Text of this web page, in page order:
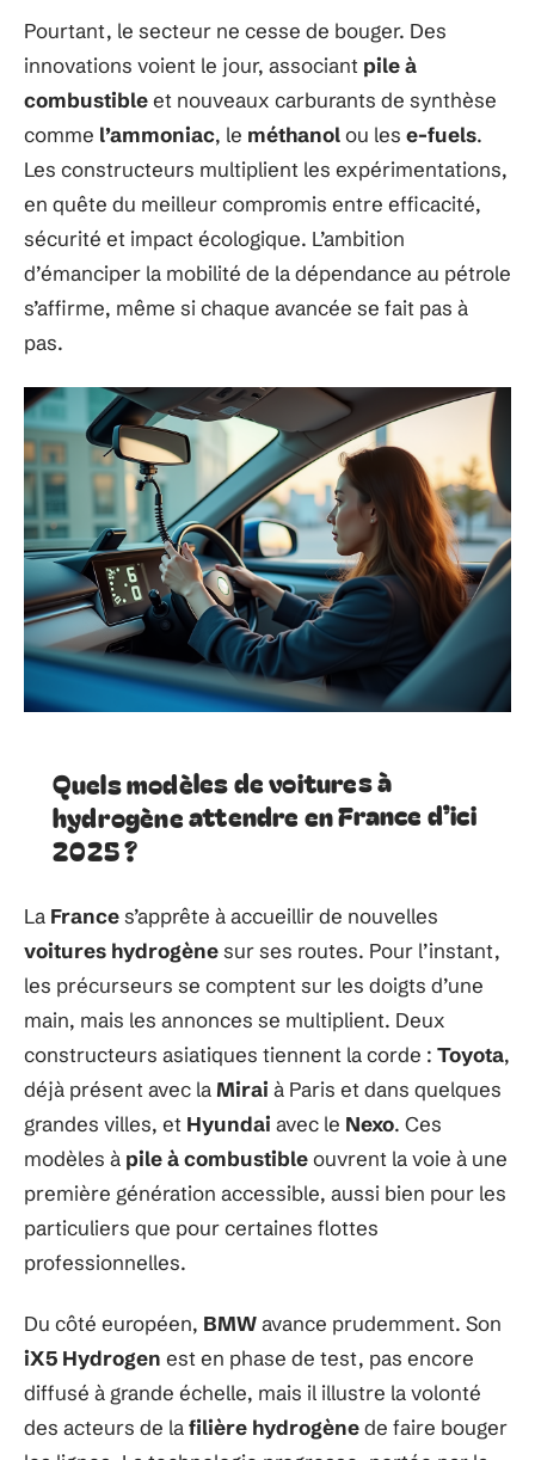
Pourtant, le secteur ne cesse de bouger. Des
innovations voient le jour, associant pile à
combustibleet nouveaux carburants de synthèse
comme l’ammoniac, le méthanolou les e-fuels.
Les constructeurs multiplient les expérimentations,
en quête du meilleur compromis entre efficacité,
sécurité et impact écologique. L’ambition
d’émanciper la mobilité de la dépendance au pétrole
s’affirme, même si chaque avancée se fait pas à
pas.
Quels modèles de voitures à
hydrogène attendre en France d’ici
2025 ?
La Frances’apprête à accueillir de nouvelles
voitures hydrogènesur ses routes. Pour l’instant,
les précurseurs se comptent sur les doigts d’une
main, mais les annonces se multiplient. Deux
constructeurs asiatiques tiennent la corde : Toyota,
déjà présent avec la Mirai à Paris et dans quelques
grandes villes, et Hyundai avec le Nexo. Ces
modèles à pile à combustibleouvrent la voie à une
première génération accessible, aussi bien pour les
particuliers que pour certaines flottes
professionnelles.
Du côté européen, BMWavance prudemment. Son
iX5 Hydrogen est en phase de test, pas encore
diffusé à grande échelle, mais il illustre la volonté
des acteurs de lafilière hydrogènede faire bouger